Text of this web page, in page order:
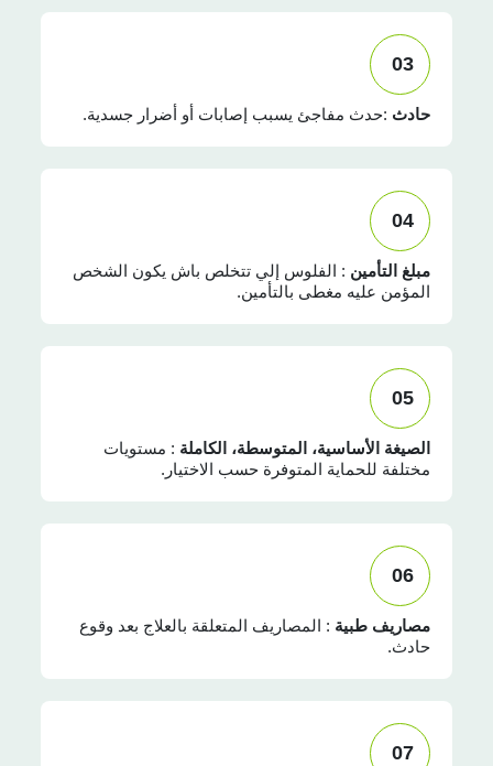
03
حادث :حدث مفاجئ يسبب إصابات أو أضرار جسدية.
04
مبلغ التأمين : الفلوس إلي تتخلص باش يكون الشخص
المؤمن عليه مغطى بالتأمين.
05
الصيغة الأساسية، المتوسطة، الكاملة : مستويات
مختلفة للحماية المتوفرة حسب الاختيار.
06
مصاريف طبية : المصاريف المتعلقة بالعلاج بعد وقوع
حادث.
07